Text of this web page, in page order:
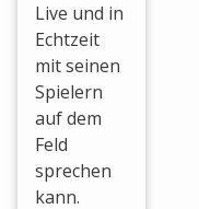
Live und in
Echtzeit
mit seinen
Spielern
auf dem
Feld
sprechen
kann.